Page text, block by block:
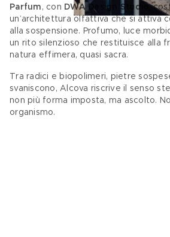
Parfum , con DWA Design Studio ,
un’architettura olfattiva che si attiva
alla sospensione. Profumo, luce
un rito silenzioso che restituisce alla
natura effimera, quasi sacra.
Tra radici e biopolimeri, pietre
svaniscono, Alcova riscrive il senso
non più forma imposta, ma ascolto.
organismo.